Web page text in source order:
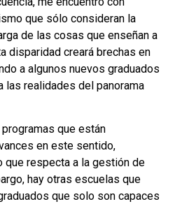
que sólo consideran la
de las cosas que enseñan a
disparidad creará brechas en
a algunos nuevos graduados
las realidades del panorama
que están
en este sentido,
que respecta a la gestión de
hay otras escuelas que
que solo son capaces